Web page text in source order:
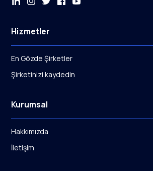
Hizmetler
En Gözde Şirketler
Şirketinizi kaydedin
Kurumsal
Hakkımızda
İletişim